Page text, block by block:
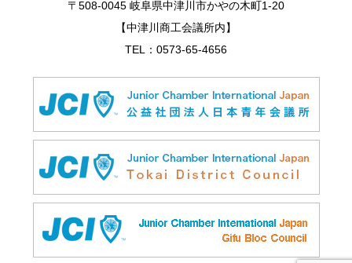
〒508-0045 岐阜県中津川市かやの木町1-20
【中津川商工会議所内】
TEL：0573-65-4656